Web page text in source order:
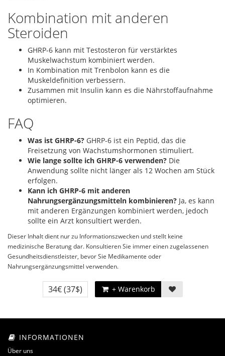
Kombination mit anderen
Steroiden
GHRP-6 kann mit Testosteron für verstärktes
Muskelwachstum kombiniert werden.
In Kombination mit Trenbolon kann es die
Muskeldefinition verbessern.
Zusammen mit Insulin kann es die Nährstoffaufnahme
optimieren.
FAQ
Was ist GHRP-6? GHRP-6 ist ein Peptid, das die
Freisetzung von Wachstumshormonen stimuliert.
Wie lange sollte ich GHRP-6 verwenden? Die
Anwendung sollte nicht länger als 12 Wochen am Stück
erfolgen.
Kann ich GHRP-6 mit anderen
Nahrungsergänzungsmitteln kombinieren? Ja, es kann
mit anderen Ergänzungen kombiniert werden, jedoch
sollte ein Arzt konsultiert werden.
Dieser Inhalt dient nur zu Informationszwecken und stellt keine
medizinische Beratung dar. Konsultieren Sie immer einen zugelassenen
Gesundheitsdienstleister, bevor Sie Medikamente oder
Nahrungsergänzungsmittel verwenden.
34€(37$) + Warenkorb
INFORMATIONEN
Über uns